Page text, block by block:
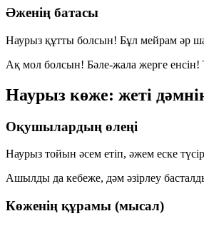
Әженің батасы
Наурыз құтты болсын! Бұл мейрам әр
Ақ мол болсын! Бәле-жала жерге
Наурыз көже: жеті
Оқушылардың өлеңі
Наурыз тойын әсем етіп, әжем еске
Ашылды да кебеже, дәм әзірлеу
Көженің құрамы (мысал)